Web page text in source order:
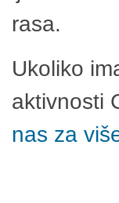
rasa.
Ukoliko
aktivnosti
nas za